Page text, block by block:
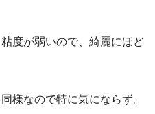
度が弱いので、綺麗にほど
様なので特に気にならず。